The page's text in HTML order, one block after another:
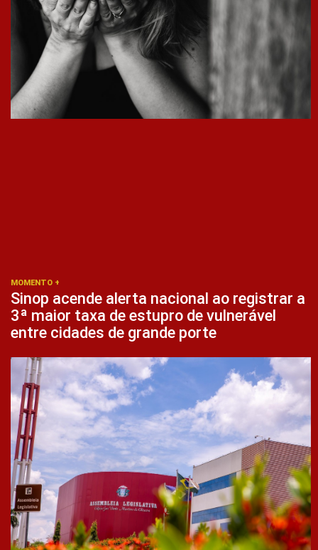
MOMENTO +
Sinop acende alerta nacional ao registrar a
3ª maior taxa de estupro de vulnerável
entre cidades de grande porte